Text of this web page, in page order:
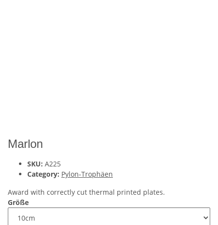
Marlon
SKU: A225
Category: Pylon-Trophäen
Award with correctly cut thermal printed plates.
Größe